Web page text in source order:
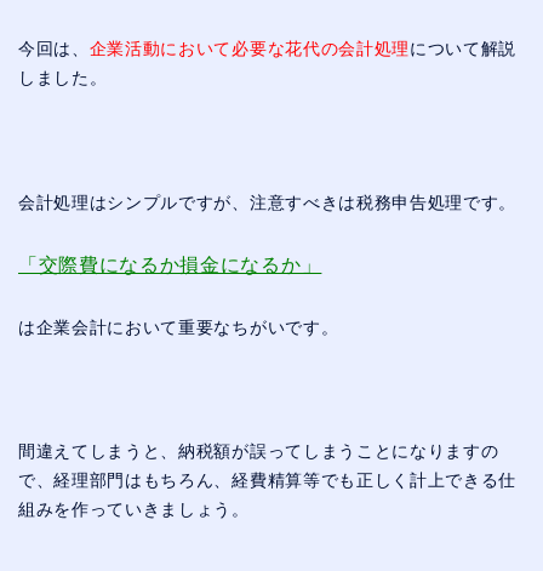
今回は、 企業活動において必要な花代の会計処理 について解説
しました。
会計処理はシンプルですが、注意すべきは税務申告処理です。
「交際費になるか損金になるか」
は企業会計において重要なちがいです。
間違えてしまうと、納税額が誤ってしまうことになりますの
で、経理部門はもちろん、経費精算等でも正しく計上できる仕
組みを作っていきましょう。